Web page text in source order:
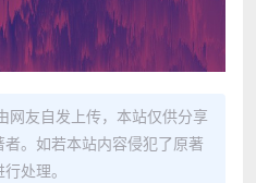
网友自发上传，本站仅供分享
。如若本站内容侵犯了原著
处理。